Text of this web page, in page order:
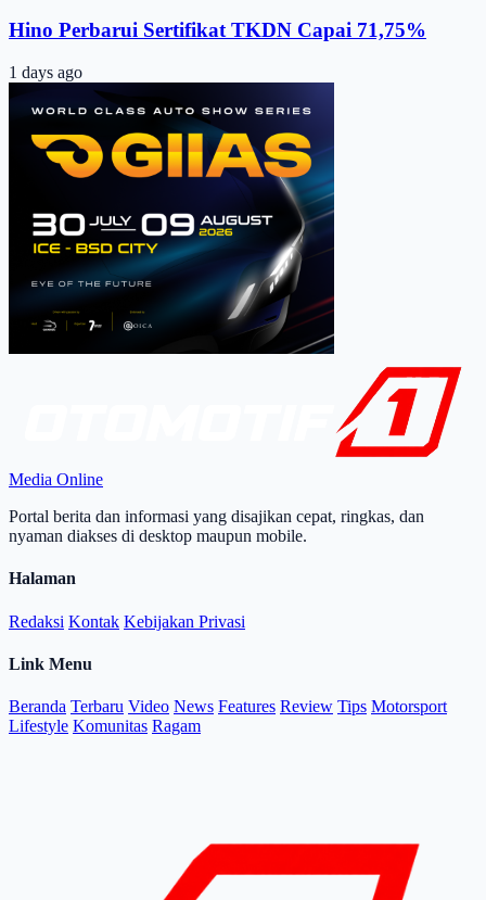
Hino Perbarui Sertifikat TKDN Capai 71,75%
1 days ago
Media Online
Portal berita dan informasi yang disajikan cepat, ringkas, dan
nyaman diakses di desktop maupun mobile.
Halaman
Redaksi Kontak Kebijakan Privasi
Link Menu
Beranda Terbaru Video News Features Review Tips Motorsport
Lifestyle Komunitas Ragam